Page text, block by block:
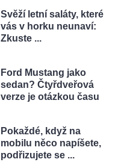
Svěží letní saláty, které
vás v horku neunaví:
Zkuste ...
Ford Mustang jako
sedan? Čtyřdveřová
verze je otázkou času
Pokaždé, když na
mobilu něco napíšete,
podřizujete se ...